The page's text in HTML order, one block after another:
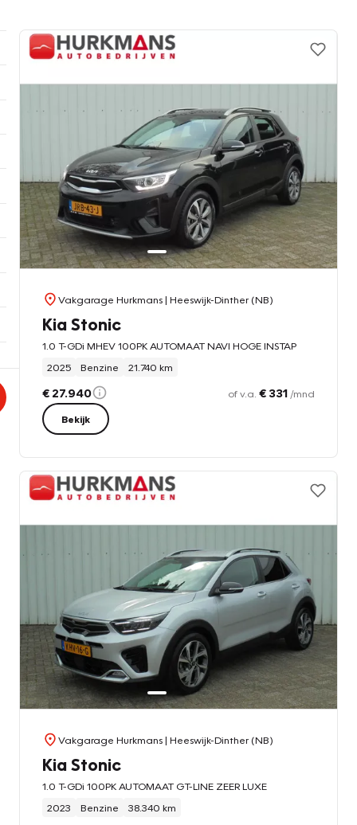
Vakgarage Hurkmans| Heeswijk-Dinther (NB)
Kia Stonic
1.0 T-GDi MHEV 100PK AUTOMAAT NAVI HOGE INSTAP
2025
Benzine 21.740 km
€ 27.940 of v.a. € 331 /mnd
Bekijk
Vakgarage Hurkmans| Heeswijk-Dinther (NB)
Kia Stonic
1.0 T-GDi 100PK AUTOMAAT GT-LINE ZEER LUXE
2023
Benzine 38.340 km